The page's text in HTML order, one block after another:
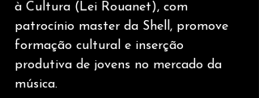
à Cultura (Lei Rouanet), com
patrocínio master da Shell, promove
formação cultural e inserção
produtiva de jovens no mercado da
música.